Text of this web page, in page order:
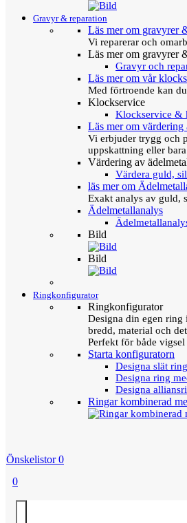
Gravyr & reparation
Läs mer om gravyrer
Vi reparerar och
Läs mer om gravyrer
Gravyr och
Läs mer om vår
Med förtroende kan
Klockservice
Klockservice &
Läs mer om
Vi erbjuder trygg och
uppskattning eller
Värdering av
Värdera guld,
läs mer om
Exakt analys av guld,
Ädelmetallanalys
Bild
Bild
Ringkonfigurator
Ringkonfigurator
Designa din egen
bredd, material och
Perfekt för både
Starta konfiguratorn
Designa slät ring
Designa ring
Designa
Ringar kombinerad
Önskelistor 0
0